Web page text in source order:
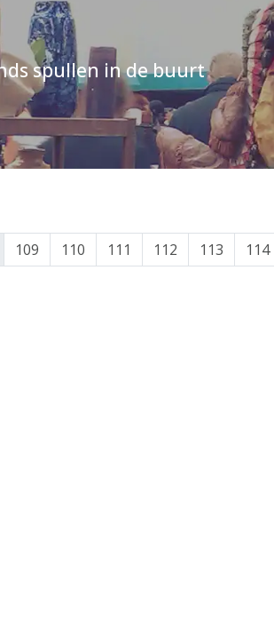
spullen in de buurt
109 110 111 112 113 114